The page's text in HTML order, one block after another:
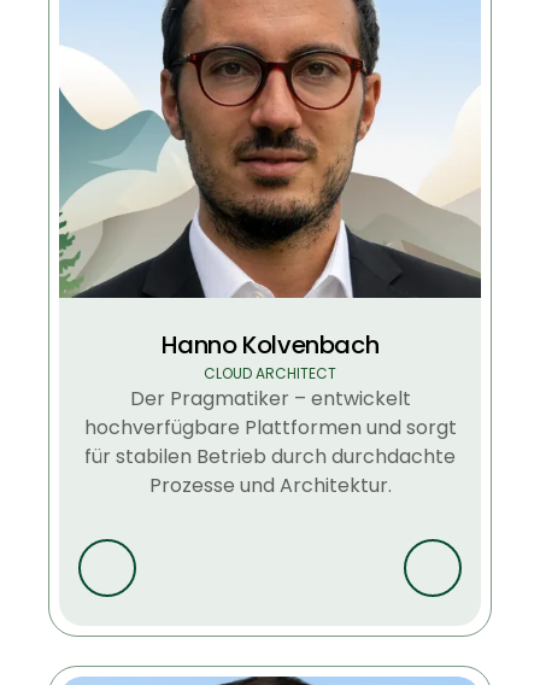
Hanno Kolvenbach
CLOUD ARCHITECT
Der Pragmatiker – entwickelt
hochverfügbare Plattformen und sorgt
für stabilen Betrieb durch durchdachte
Prozesse und Architektur.